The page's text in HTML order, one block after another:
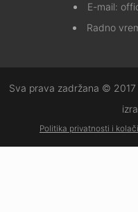
E-mail:
Radno
Sva prava zadržana ©
Politika privatnosti i